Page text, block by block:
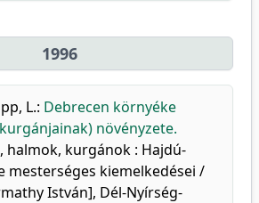
1996
L.: Debrecen környéke
növényzete.
halmok, kurgánok : Hajdú-
mesterséges kiemelkedései /
István], Dél-Nyírség-